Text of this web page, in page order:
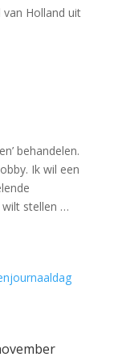
van Holland uit
behandelen.
Ik wil een
wilt stellen …